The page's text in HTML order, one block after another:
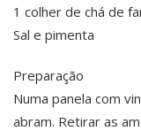
1 colher de chá de
Sal e pimenta
Preparação
Numa panela com
abram. Retirar as